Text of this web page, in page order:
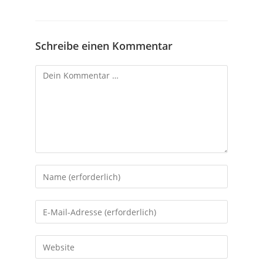
Schreibe einen Kommentar